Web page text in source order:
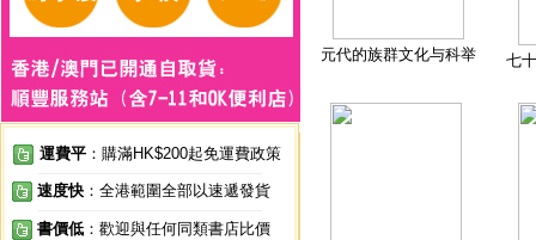
運費平 ：購滿HK$200起免運費政策
速度快 ：全港範圍全部以速遞發貨
書價低 ：歡迎與任何同類書店比價
元代的族群文化与科举 七